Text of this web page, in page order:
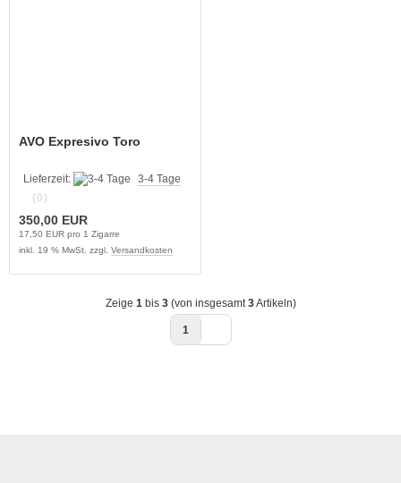
AVO Expresivo Toro
Lieferzeit:
3-4 Tage
(0)
350,00 EUR
17,50 EUR pro 1 Zigarre
inkl. 19 % MwSt. zzgl. Versandkosten
Zeige 1bis 3(von insgesamt3Artikeln)
1